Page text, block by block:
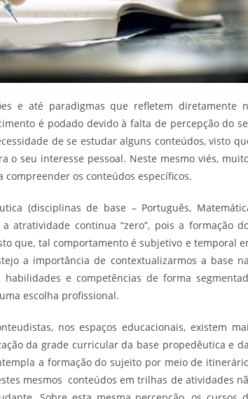
e até paradigmas que refletem diretamente
é podado devido à falta de percepção do
de se estudar alguns conteúdos, visto
o seu interesse pessoal. Neste mesmo viés,
os conteúdos específicos.
(disciplinas de base – Português,
atratividade continua “zero”, pois a formação
que, tal comportamento é subjetivo e temporal
a importância de contextualizarmos a base
e competências de forma
escolha profissional.
nos espaços educacionais, existem
da grade curricular da base propedêutica e
a formação do sujeito por meio de
mesmos conteúdos em trilhas de atividades